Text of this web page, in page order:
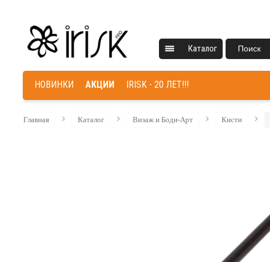
Каталог Поиск
НОВИНКИ АКЦИИ IRISK - 20 ЛЕТ!!!
Главная Каталог Визаж и Боди-Арт Кисти